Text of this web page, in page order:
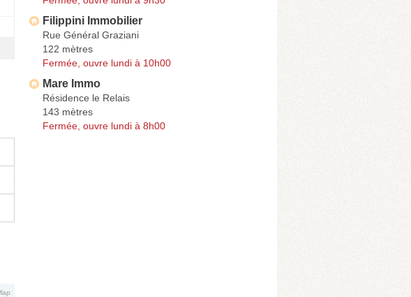
Filippini Immobilier
Rue Général Graziani
122 mètres
Fermée, ouvre lundi à 10h00
Mare Immo
Résidence le Relais
143 mètres
Fermée, ouvre lundi à 8h00